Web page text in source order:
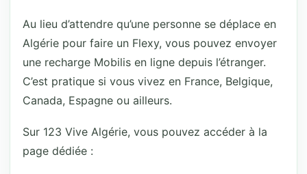
Au lieu d’attendre qu’une personne se déplace en
Algérie pour faire un Flexy, vous pouvez envoyer
une recharge Mobilis en ligne depuis l’étranger.
C’est pratique si vous vivez en France, Belgique,
Canada, Espagne ou ailleurs.
Sur 123 Vive Algérie, vous pouvez accéder à la
page dédiée :